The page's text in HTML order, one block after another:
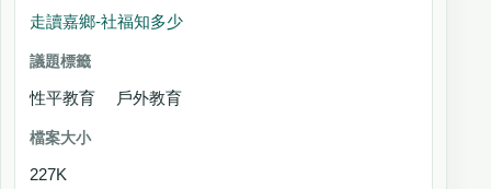
走讀嘉鄉-社福知多少
性平教育 戶外教育
227K